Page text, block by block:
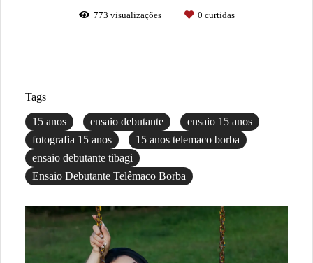
773 visualizações 0 curtidas
Tags
15 anos ensaio debutante
ensaio 15 anos
fotografia 15 anos
15 anos telemaco borba
ensaio debutante tibagi
Ensaio Debutante Telêmaco Borba